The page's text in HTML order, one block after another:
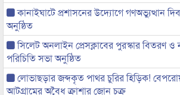
কানাইঘাটে প্রশাসনের উদ্যোগে গণঅভ্যুত্থান
অনুষ্ঠিত
সিলেট অনলাইন প্রেসক্লাবের পুরস্কার বিতরণ
পরিচিতি সভা অনুষ্ঠিত
লোভাছড়ার জব্দকৃত পাথর চুরির হিড়িক!
আটগ্রামের অবৈধ ক্রাশার জোন চক্র